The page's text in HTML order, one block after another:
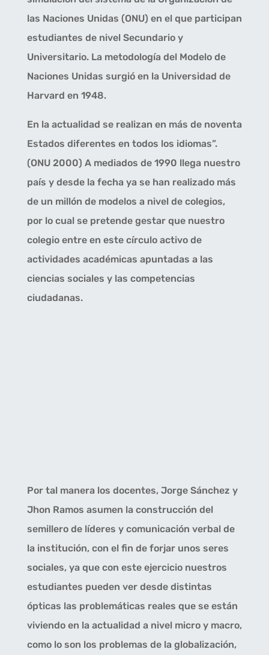
las Naciones Unidas (ONU) en el que participan
estudiantes de nivel Secundario y
Universitario. La metodología del Modelo de
Naciones Unidas surgió en la Universidad de
Harvard en 1948.
En la actualidad se realizan en más de noventa
Estados diferentes en todos los idiomas”.
(ONU 2000) A mediados de 1990 llega nuestro
país y desde la fecha ya se han realizado más
de un millón de modelos a nivel de colegios,
por lo cual se pretende gestar que nuestro
colegio entre en este círculo activo de
actividades académicas apuntadas a las
ciencias sociales y las competencias
ciudadanas.
Por tal manera los docentes, Jorge Sánchez y
Jhon Ramos asumen la construcción del
semillero de líderes y comunicación verbal de
la institución, con el fin de forjar unos seres
sociales, ya que con este ejercicio nuestros
estudiantes pueden ver desde distintas
ópticas las problemáticas reales que se están
viviendo en la actualidad a nivel micro y macro,
como lo son los problemas de la globalización,